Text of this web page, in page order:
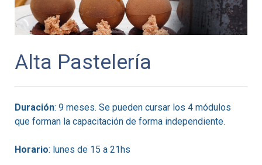
Alta Pastelería
Duración: 9 meses. Se pueden cursar los 4 módulos
que forman la capacitación de forma independiente.
Horario: lunes de 15 a 21hs